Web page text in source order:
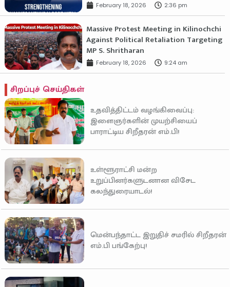
February 18, 2026 2:36 pm
Massive Protest Meeting in Kilinochchi
Against Political Retaliation Targeting
MP S. Shritharan
February 18, 2026 9:24 am
சிறப்புச் செய்திகள்
உதவித்திட்டம் வழங்கிவைப்பு:
இளைஞர்களின் முயற்சியைப்
பாராட்டிய சிறீதரன் எம்.பி!
உள்ளூராட்சி மன்ற
உறுப்பினர்களுடனான விசேட
கலந்துரையாடல்!
மென்பந்தாட்ட இறுதிச் சமரில் சிறீதரன்
எம்.பி பங்கேற்பு!